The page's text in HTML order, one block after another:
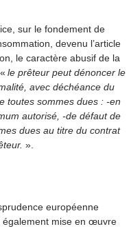
sur le fondement de
devenu l’article
le caractère abusif de la
le prêteur peut dénoncer le
avec déchéance du
toutes sommes dues : -en
autorisé, -de défaut de
dues au titre du contrat
».
européenne
également mise en œuvre